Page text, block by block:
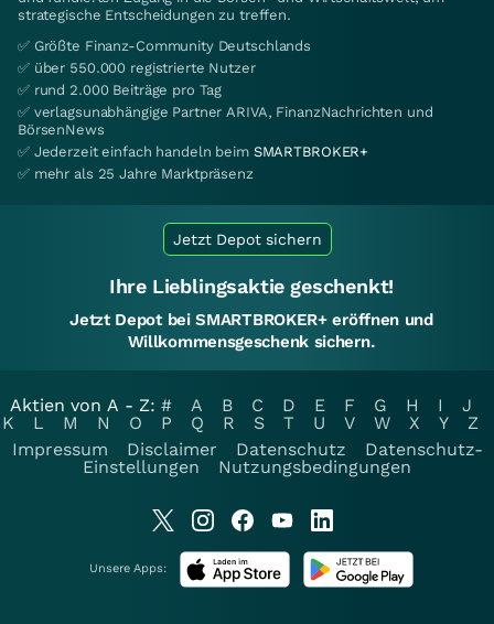
strategische Entscheidungen zu treffen.
✅ Größte Finanz-Community Deutschlands
✅ über 550.000 registrierte Nutzer
✅ rund 2.000 Beiträge pro Tag
✅ verlagsunabhängige Partner ARIVA, FinanzNachrichten und
BörsenNews
✅ Jederzeit einfach handeln beim SMARTBROKER+
✅ mehr als 25 Jahre Marktpräsenz
Jetzt Depot sichern
Ihre Lieblingsaktie geschenkt!
Jetzt Depot bei SMARTBROKER+ eröffnen und
Willkommensgeschenk sichern.
Aktien von A - Z: # A B C D E F G H I
J
K
L M N O P Q R S T U V W X Y
Z
Impressum
Disclaimer Datenschutz
Datenschutz-
Einstellungen
Nutzungsbedingungen
Unsere Apps: